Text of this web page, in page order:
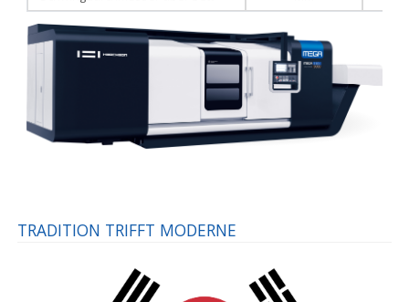
TRADITION TRIFFT MODERNE